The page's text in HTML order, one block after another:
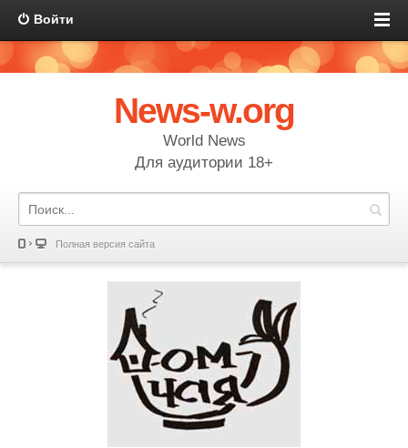
Войти
News-w.org
World News
Для аудитории 18+
Полная версия сайта